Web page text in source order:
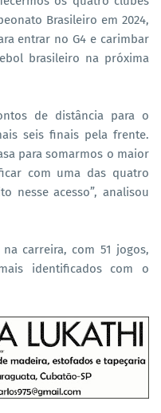
Brasileiro em 2024,
entrar no G4 e carimbar
brasileiro na próxima
de distância para o
seis finais pela frente.
para somarmos o maior
com uma das quatro
nesse acesso”, analisou
carreira, com 51 jogos,
identificados com o